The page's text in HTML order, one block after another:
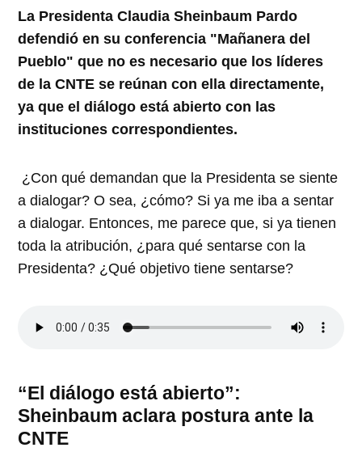
La Presidenta Claudia Sheinbaum Pardo
defendió en su conferencia "Mañanera del
Pueblo" que no es necesario que los líderes
de la CNTE se reúnan con ella directamente,
ya que el diálogo está abierto con las
instituciones correspondientes.
¿Con qué demandan que la Presidenta se siente
a dialogar? O sea, ¿cómo? Si ya me iba a sentar
a dialogar. Entonces, me parece que, si ya tienen
toda la atribución, ¿para qué sentarse con la
Presidenta? ¿Qué objetivo tiene sentarse?
“El diálogo está abierto”:
Sheinbaum aclara postura ante la
CNTE